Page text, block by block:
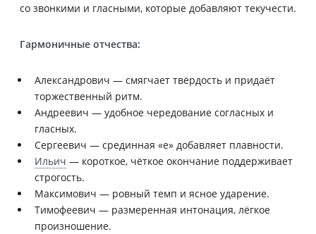
со звонкими и гласными, которые добавляют текучести.
Гармоничные отчества:
Александрович — смягчает твёрдость и придаёт
торжественный ритм.
Андреевич — удобное чередование согласных и
гласных.
Сергеевич — срединная «е» добавляет плавности.
Ильич — короткое, чёткое окончание поддерживает
строгость.
Максимович — ровный темп и ясное ударение.
Тимофеевич — размеренная интонация, лёгкое
произношение.